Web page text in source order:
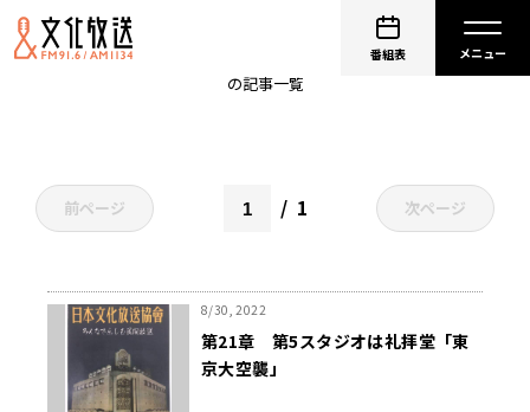
番組表
聖パウロ女子修道会
の記事一覧
前ページ 1 次ページ
8/30, 2022
第21章 第5スタジオは礼拝堂「東
京大空襲」